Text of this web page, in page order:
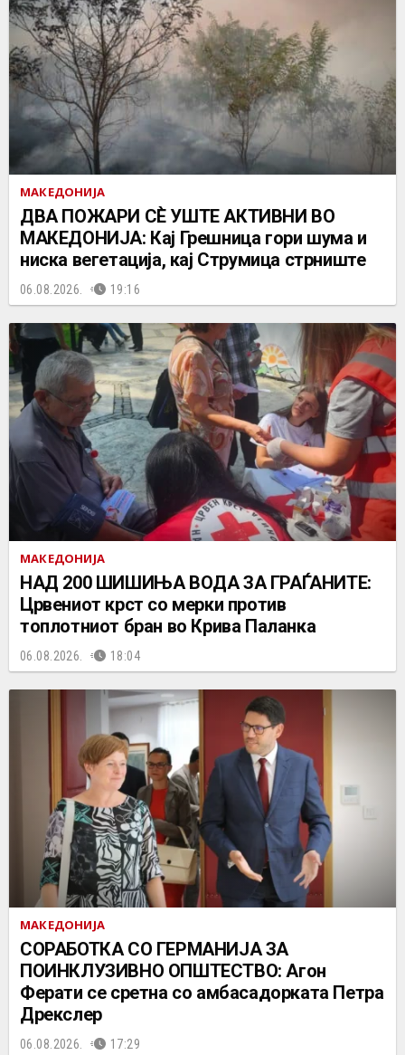
МАКЕДОНИЈА
ДВА ПОЖАРИ СÈ УШТЕ АКТИВНИ ВО
МАКЕДОНИЈА: Кај Грешница гори шума и
ниска вегетација, кај Струмица стрниште
06.08.2026. 19:16
МАКЕДОНИЈА
НАД 200 ШИШИЊА ВОДА ЗА ГРАЃАНИТЕ:
Црвениот крст со мерки против
топлотниот бран во Крива Паланка
06.08.2026. 18:04
МАКЕДОНИЈА
СОРАБОТКА СО ГЕРМАНИЈА ЗА
ПОИНКЛУЗИВНО ОПШТЕСТВО: Агон
Ферати се сретна со амбасадорката Петра
Дрекслер
06.08.2026. 17:29